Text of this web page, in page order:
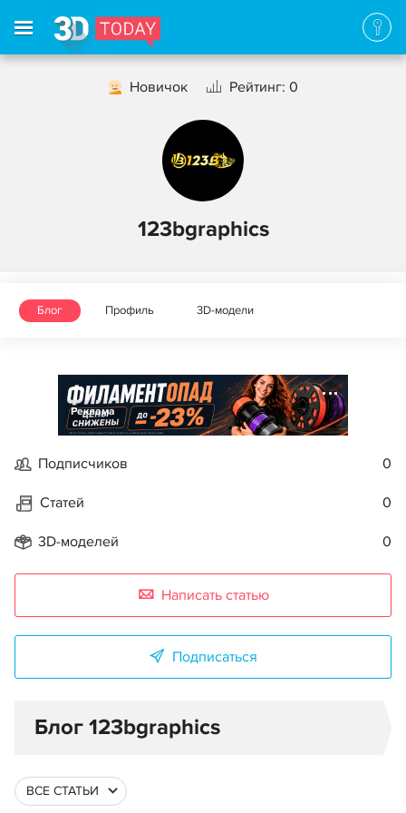
Новичок Рейтинг: 0
123bgraphics
Блог Профиль 3D-модели
Реклама
Подписчиков 0
Статей 0
3D-моделей 0
Написать статью
Подписаться
Блог 123bgraphics
ВСЕ СТАТЬИ